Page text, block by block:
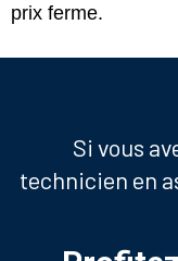
prix ferme.
Si vous
technicien en